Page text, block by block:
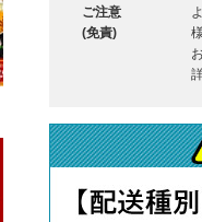
ご注意
(免責)